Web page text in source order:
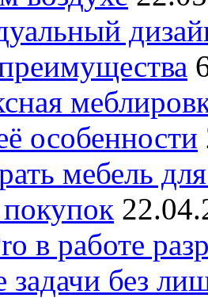
особенности
мебель
в работе
задачи без